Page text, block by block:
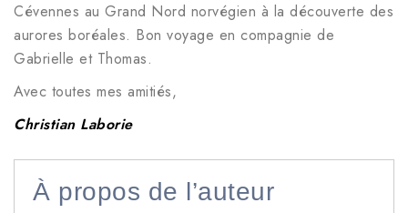
Cévennes au Grand Nord norvégien à la découverte des
aurores boréales. Bon voyage en compagnie de
Gabrielle et Thomas.
Avec toutes mes amitiés,
Christian Laborie
À propos de l’auteur